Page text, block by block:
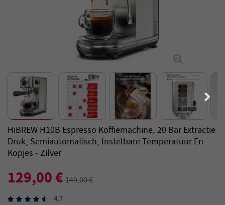
HiBREW H10B Espresso Koffiemachine, 20 Bar Extractie
Druk, Semiautomatisch, Instelbare Temperatuur En
Kopjes - Zilver
129,00 €149,00 €
4,7